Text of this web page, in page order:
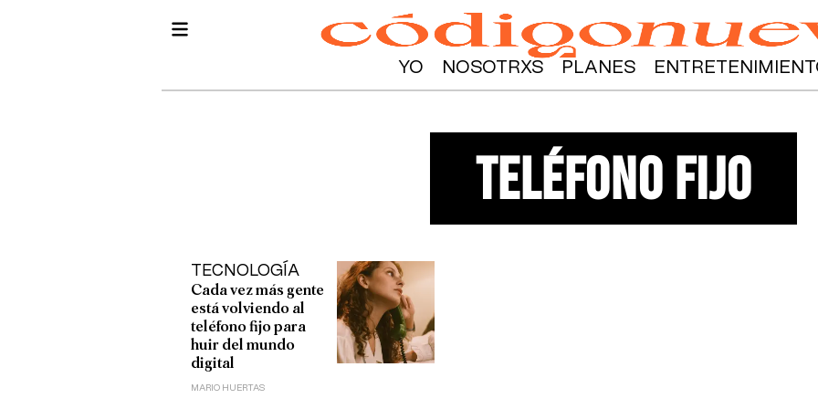
YO NOSOTRXS PLANES
teléfono fijo
TECNOLOGÍA
Cada vez más gente
está volviendo al
teléfono fijo para
huir del mundo
digital
MARIO HUERTAS